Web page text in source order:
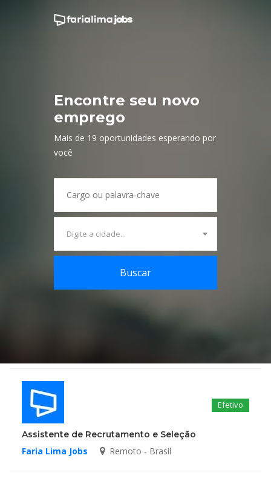
Encontre seu novo
emprego
Mais de 19 oportunidades esperando por
você
Digite a cidade...
Buscar
Efetivo
Assistente de Recrutamento e Seleção
Faria Lima Jobs Remoto - Brasil